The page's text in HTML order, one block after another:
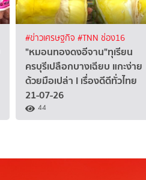
#ข่าวเศรษฐกิจ #TNN ช่อง16
"หมอนทองดงอีจาน"ทุเรียน
ครบุรีเปลือกบางเฉียบ แกะง่าย
ด้วยมือเปล่า I เรื่องดีดีทั่วไทย
21-07-26
44